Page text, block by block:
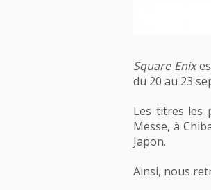
Square Enix
du 20 au 23
Les titres les
Messe, à
Japon.
Ainsi, nous